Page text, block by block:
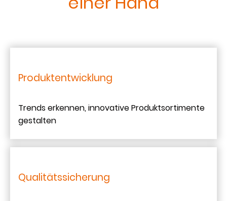
Produktentwicklung
Trends erkennen, innovative Produktsortimente
gestalten
Qualitätssicherung